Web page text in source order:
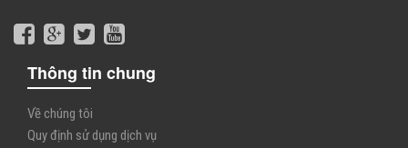
Thông tin chung
Về chúng tôi
Quy định sử dụng dịch vụ